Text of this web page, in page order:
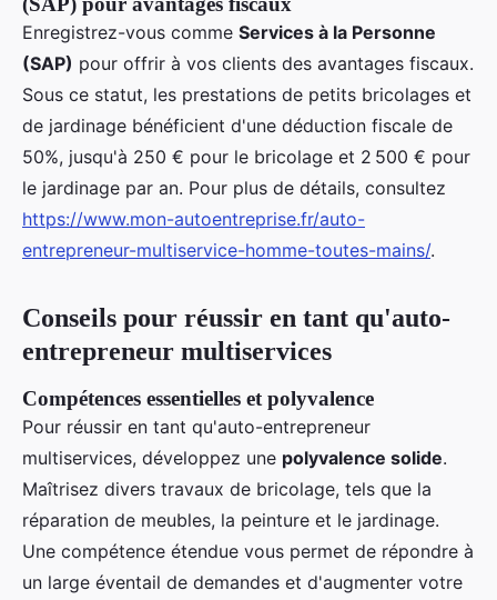
Enregistrez-vous comme Services à la Personne
(SAP) pour offrir à vos clients des avantages fiscaux.
Sous ce statut, les prestations de petits bricolages et
de jardinage bénéficient d'une déduction fiscale de
50%, jusqu'à 250 € pour le bricolage et 2 500 € pour
le jardinage par an. Pour plus de détails, consultez
https://www.mon-autoentreprise.fr/auto-
entrepreneur-multiservice-homme-toutes-mains/.
Conseils pour réussir en tant qu'auto-
entrepreneur multiservices
Compétences essentielles et polyvalence
Pour réussir en tant qu'auto-entrepreneur
multiservices, développez une polyvalence solide.
Maîtrisez divers travaux de bricolage, tels que la
réparation de meubles, la peinture et le jardinage.
Une compétence étendue vous permet de répondre à
un large éventail de demandes et d'augmenter votre